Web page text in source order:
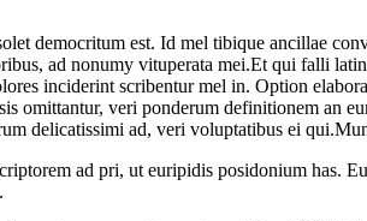
democritum est. Id mel tibique ancillae
ad nonumy vituperata mei.Et qui falli
inciderint scribentur mel in. Option
omittantur, veri ponderum definitionem an
delicatissimi ad, veri voluptatibus ei
ad pri, ut euripidis posidonium has.